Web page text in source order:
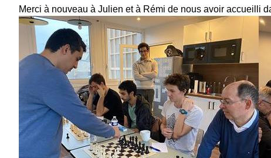
Merci à nouveau à Julien et à Rémi de nous avoir accueilli